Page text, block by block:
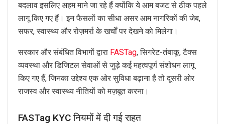
बदलाव इसलिए अहम माने जा रहे हैं क्योंकि ये आम बजट से ठीक पहले
लागू किए गए हैं। इन फैसलों का सीधा असर आम नागरिकों की जेब,
सफर, स्वास्थ्य और रोज़मर्रा के खर्चों पर देखने को मिलेगा।
सरकार और संबंधित विभागों द्वारा FASTag, सिगरेट-तंबाकू, टैक्स
व्यवस्था और डिजिटल सेवाओं से जुड़े कई महत्वपूर्ण संशोधन लागू
किए गए हैं, जिनका उद्देश्य एक ओर सुविधा बढ़ाना है तो दूसरी ओर
राजस्व और स्वास्थ्य नीतियों को मज़बूत करना।
FASTag KYC नियमों में दी गई राहत